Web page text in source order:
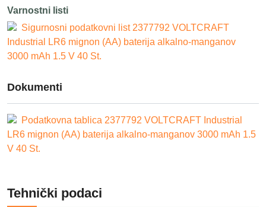
Varnostni listi
Sigurnosni podatkovni list 2377792 VOLTCRAFT
Industrial LR6 mignon (AA) baterija alkalno-manganov
3000 mAh 1.5 V 40 St.
Dokumenti
Podatkovna tablica 2377792 VOLTCRAFT Industrial
LR6 mignon (AA) baterija alkalno-manganov 3000 mAh 1.5
V 40 St.
Tehnički podaci